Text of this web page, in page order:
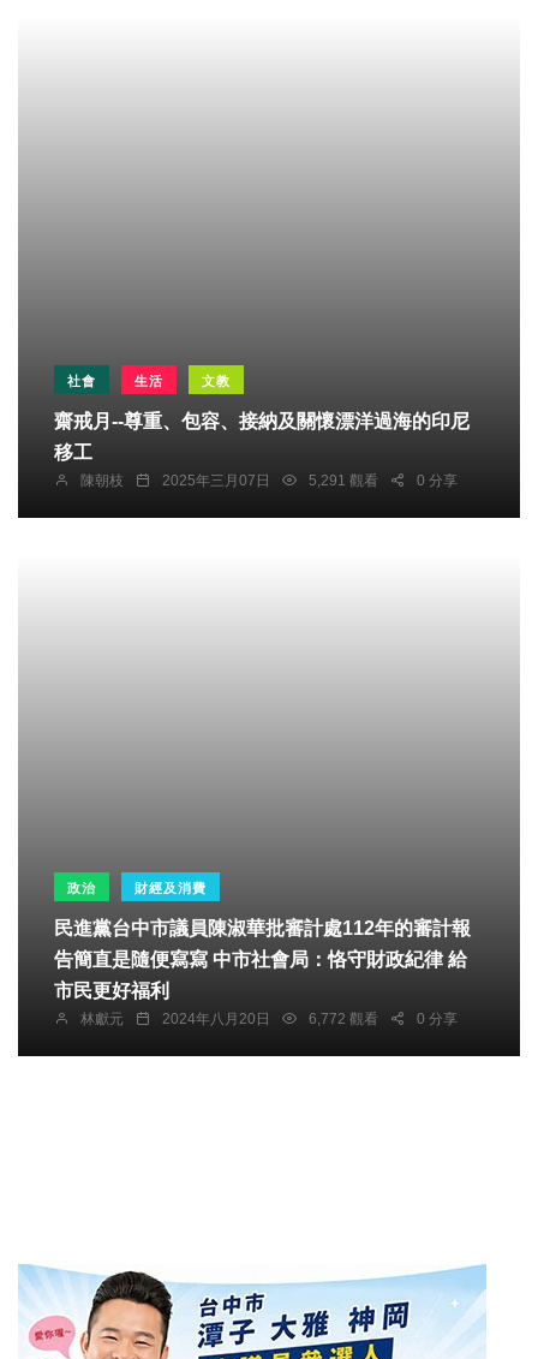
社會 生活 文教
齋戒月--尊重、包容、接納及關懷漂洋過海的印尼
移工
陳朝枝 2025年三月07日 5,291 觀看 0 分享
政治 財經及消費
民進黨台中市議員陳淑華批審計處112年的審計報
告簡直是隨便寫寫 中市社會局：恪守財政紀律 給
市民更好福利
林獻元 2024年八月20日 6,772 觀看 0 分享